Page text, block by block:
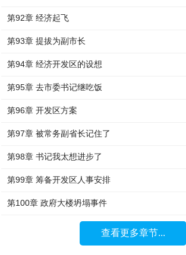
第92章 经济起飞
第93章 提拔为副市长
第94章 经济开发区的设想
第95章 去市委书记继吃饭
第96章 开发区方案
第97章 被常务副省长记住了
第98章 书记我太想进步了
第99章 筹备开发区人事安排
第100章 政府大楼坍塌事件
查看更多章节...